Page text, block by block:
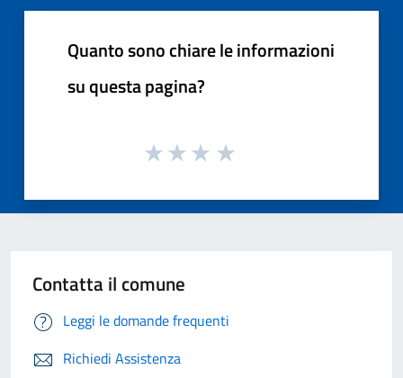
Quanto sono chiare le informazioni
su questa pagina?
Contatta il comune
Leggi le domande frequenti
Richiedi Assistenza